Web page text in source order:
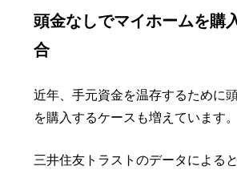
頭金なしでマイホームを購
合
近年、手元資金を温存するために
を購入するケースも増えています。
三井住友トラストのデータによる